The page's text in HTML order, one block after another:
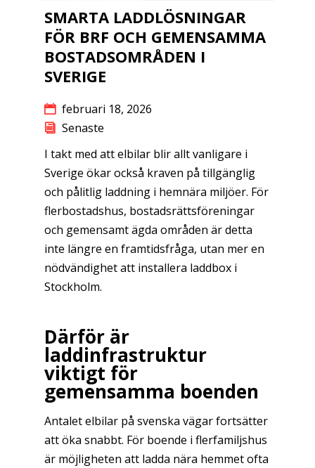
SMARTA LADDLÖSNINGAR
FÖR BRF OCH GEMENSAMMA
BOSTADSOMRÅDEN I
SVERIGE
februari 18, 2026
Senaste
I takt med att elbilar blir allt vanligare i
Sverige ökar också kraven på tillgänglig
och pålitlig laddning i hemnära miljöer. För
flerbostadshus, bostadsrättsföreningar
och gemensamt ägda områden är detta
inte längre en framtidsfråga, utan mer en
nödvändighet att installera laddbox i
Stockholm.
Därför är
laddinfrastruktur
viktigt för
gemensamma boenden
Antalet elbilar på svenska vägar fortsätter
att öka snabbt. För boende i flerfamiljshus
är möjligheten att ladda nära hemmet ofta